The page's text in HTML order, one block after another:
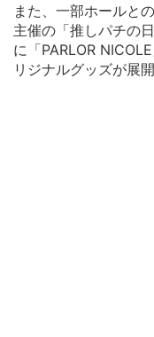
また、一部ホールと
主催の「推しパチの
に「PARLOR
リジナルグッズが展